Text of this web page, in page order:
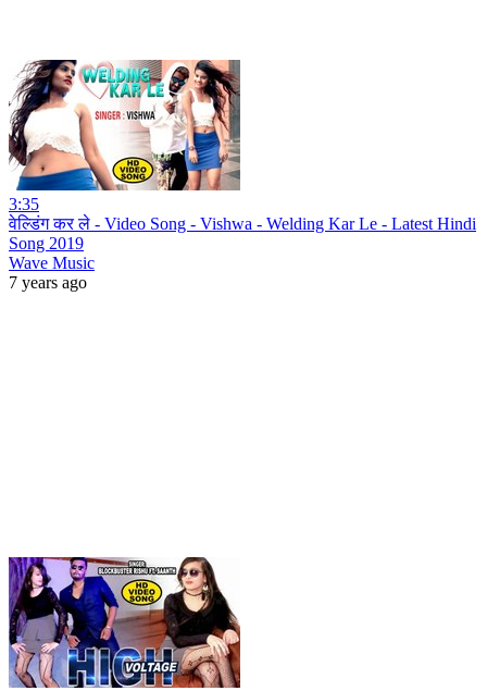
3:35
वेल्डिंग कर ले - Video Song - Vishwa - Welding Kar Le - Latest Hindi
Song 2019
Wave Music
7 years ago